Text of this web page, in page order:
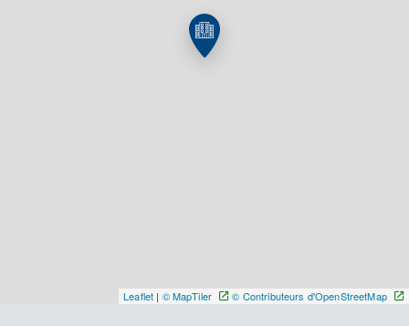
Leaflet | © MapTiler © Contributeurs d'OpenStreetMap